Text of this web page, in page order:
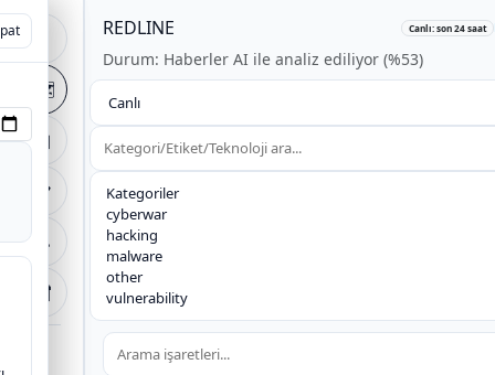
🏠
🗺️
📰
📋
🔧
🔐
+
−
REDLINE Canlı: son 24 saat
Durum: Haberler AI ile analiz ediliyor (%53)